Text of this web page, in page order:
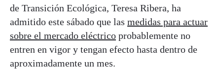
de Transición Ecológica, Teresa Ribera, ha
admitido este sábado que las medidas para actuar
sobre el mercado eléctrico probablemente no
entren en vigor y tengan efecto hasta dentro de
aproximadamente un mes.